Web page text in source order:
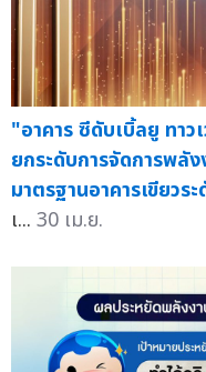
"อาคาร ซีดับเบิ้ลยู ทา
ยกระดับการจัดการพลั
มาตรฐานอาคารเขียวร
เ... 30 เม.ย.